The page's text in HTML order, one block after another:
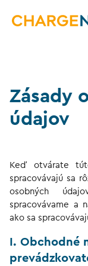
Zásady
údajov
Keď otvárate
spracovávajú sa
osobných
spracovávame a
ako sa
I. Obchodné